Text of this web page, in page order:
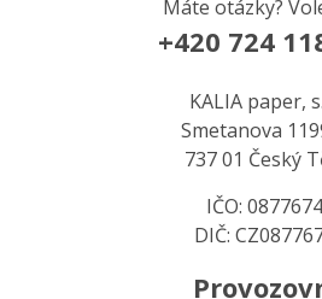
Máte otázky?
+420 724
KALIA paper,
Smetanova
737 01 Český
IČO:
DIČ: